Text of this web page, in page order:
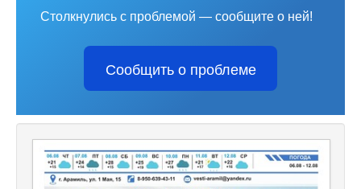
Столкнулись с проблемой — сообщите о ней!
Сообщить о проблеме